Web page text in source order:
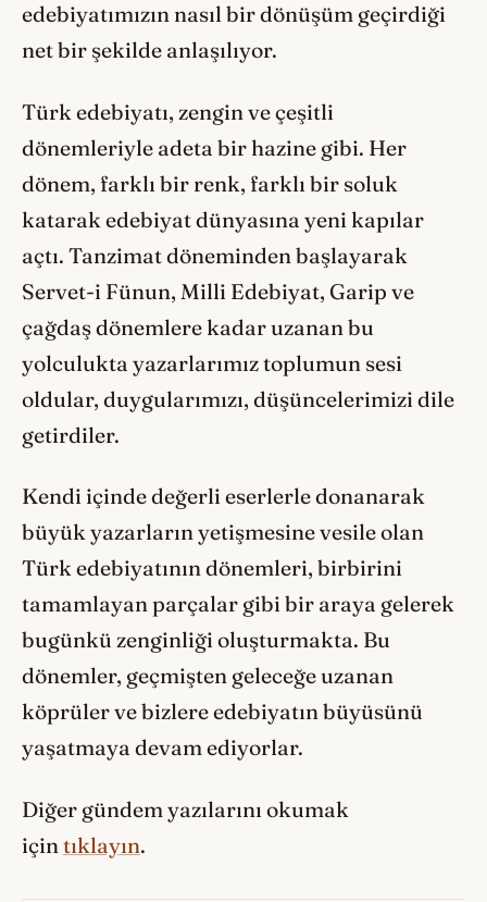
edebiyatımızın nasıl bir dönüşüm geçirdiği
net bir şekilde anlaşılıyor.
Türk edebiyatı, zengin ve çeşitli
dönemleriyle adeta bir hazine gibi. Her
dönem, farklı bir renk, farklı bir soluk
katarak edebiyat dünyasına yeni kapılar
açtı. Tanzimat döneminden başlayarak
Servet-i Fünun, Milli Edebiyat, Garip ve
çağdaş dönemlere kadar uzanan bu
yolculukta yazarlarımız toplumun sesi
oldular, duygularımızı, düşüncelerimizi dile
getirdiler.
Kendi içinde değerli eserlerle donanarak
büyük yazarların yetişmesine vesile olan
Türk edebiyatının dönemleri, birbirini
tamamlayan parçalar gibi bir araya gelerek
bugünkü zenginliği oluşturmakta. Bu
dönemler, geçmişten geleceğe uzanan
köprüler ve bizlere edebiyatın büyüsünü
yaşatmaya devam ediyorlar.
Diğer gündem yazılarını okumak
içintıklayın.